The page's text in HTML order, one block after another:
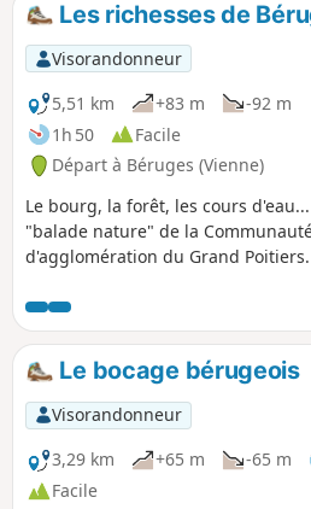
Les richesses de
Visorandonneur
5,51 km
+83 m
-92 m
1h 50
Facile
Départ à Béruges (Vienne)
Le bourg, la forêt, les cours
"balade nature" de la
d'agglomération du Grand Poitiers.
Le bocage bérugeois
Visorandonneur
3,29 km
+65 m -65 m
Facile